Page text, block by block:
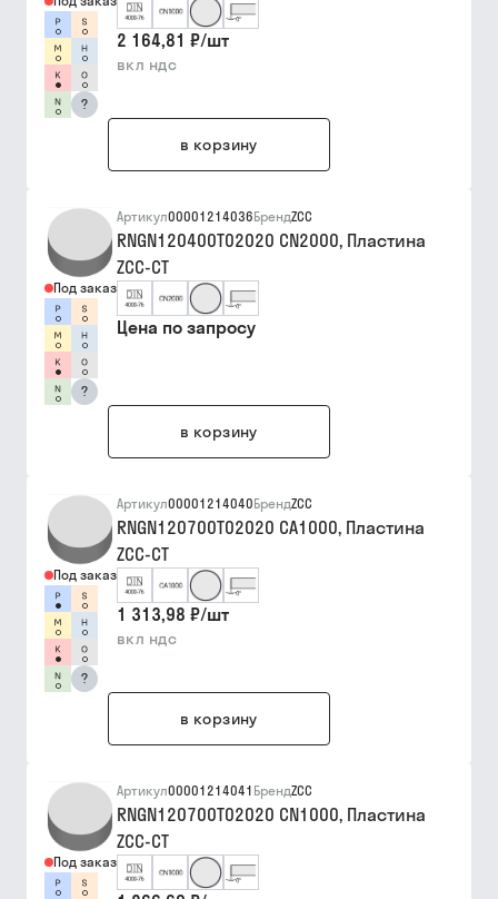
?
2 164,81 ₽/шт
вкл ндс
в корзину
Под заказ
?
Артикул00001214036БрендZCC
RNGN120400T02020 CN2000, Пластина
ZCC-CT
Цена по запросу
в корзину
Под заказ
?
Артикул00001214040БрендZCC
RNGN120700T02020 CA1000, Пластина
ZCC-CT
1 313,98 ₽/шт
вкл ндс
в корзину
Под заказ
Артикул00001214041 БрендZCC
RNGN120700T02020 CN1000, Пластина
ZCC-CT